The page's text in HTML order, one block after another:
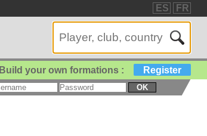
ES FR
Build your own formations : Register
OK